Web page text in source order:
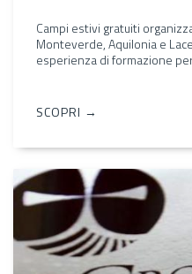
Campi estivi gratuiti
Monteverde, Aquilonia e
esperienza di formazione
SCOPRI →